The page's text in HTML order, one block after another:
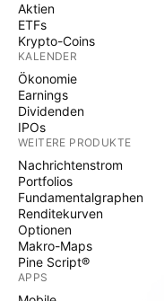
Aktien
ETFs
Krypto-Coins
KALENDER
Ökonomie
Earnings
Dividenden
IPOs
WEITERE PRODUKTE
Nachrichtenstrom
Portfolios
Fundamentalgraphen
Renditekurven
Optionen
Makro-Maps
Pine Script®
APPS